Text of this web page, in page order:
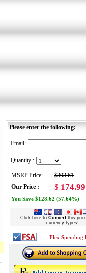
Please enter the following:
Email:
Quantity :
MSRP Price:
$303.61
Our Price :
$ 174.99
You Save $128.62 (57.64%)
Click here to Convert this
currency types!
Flex Spending